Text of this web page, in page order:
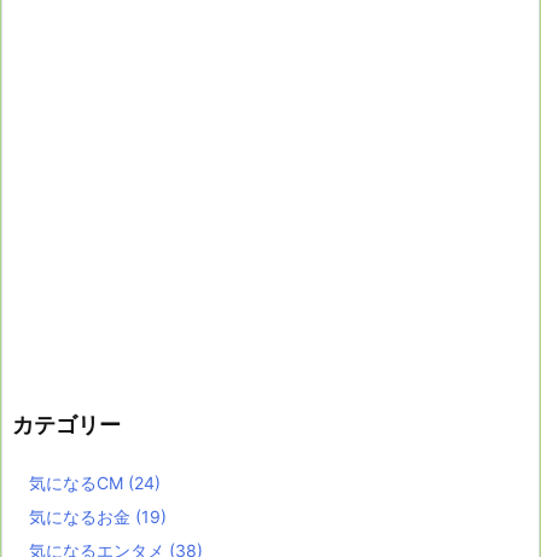
カテゴリー
気になるCM (24)
気になるお金 (19)
気になるエンタメ (38)